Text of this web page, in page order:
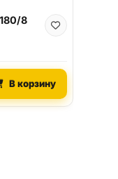
8
В корзину